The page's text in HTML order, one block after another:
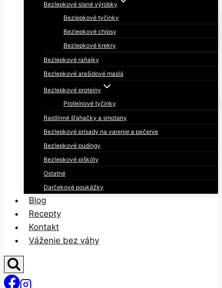
Bezlepkové slané výrobky
Bezlepkové tyčinky
Bezlepkové chipsy
Bezlepkové krekry
Bezlepkové raňajky
Bezlepkové arašidové maslá
Bezlepkové proteíny
Proteínové tyčinky
Rastlinné šľahačky a smotany
Bezlepkové prísady na varenie a pečenie
Bezlepkové pudingy
Bezlepkové piškóty
Ostatné
Darčekové poukážky
Blog
Recepty
Kontakt
Váženie bez váhy